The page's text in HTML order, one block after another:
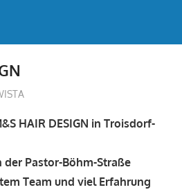
HAIR DESIGN in Troisdorf-
der Pastor-Böhm-Straße
Team und viel Erfahrung